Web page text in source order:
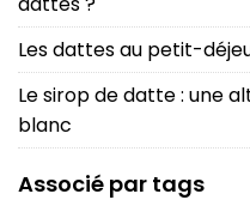
Les dattes au petit-
Le sirop de datte : une
blanc
Associé par tags